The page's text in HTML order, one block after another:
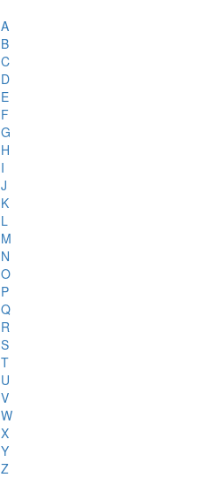
A
B
C
D
E
F
G
H
I
J
K
L
M
N
O
P
Q
R
S
T
U
V
W
X
Y
Z